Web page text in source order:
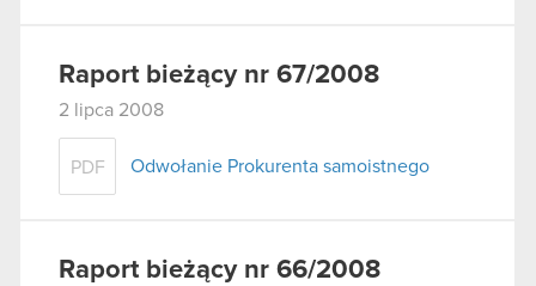
Raport bieżący nr 67/2008
2 lipca 2008
PDF Odwołanie Prokurenta samoistnego
Raport bieżący nr 66/2008